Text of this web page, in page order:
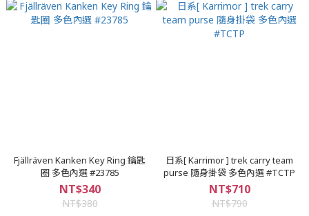
Fjällräven Kanken Key Ring 鑰匙
圈 多色內選 #23785
NT$340
NT$380
日系[ Karrimor ] trek carry team
purse 隨身掛袋 多色內選 #TCTP
NT$710
NT$790